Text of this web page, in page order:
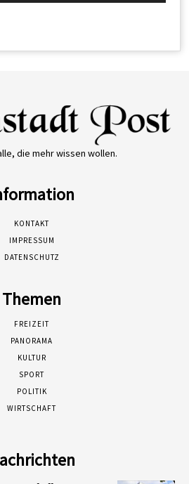
die mehr wissen wollen.
KONTAKT
IMPRESSUM
DATENSCHUTZ
Themen
FREIZEIT
PANORAMA
KULTUR
SPORT
POLITIK
WIRTSCHAFT